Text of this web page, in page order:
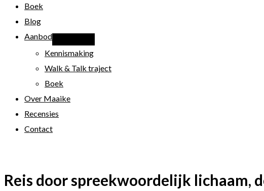
Boek
Blog
Aanbod
Kennismaking
Walk & Talk traject
Boek
Over Maaike
Recensies
Contact
Reis door spreekwoordelijk lichaam,